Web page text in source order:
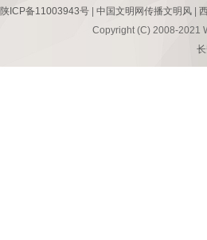
陕ICP备11003943号
中国文明网传播文明风
Copyright (C) 2008-2021